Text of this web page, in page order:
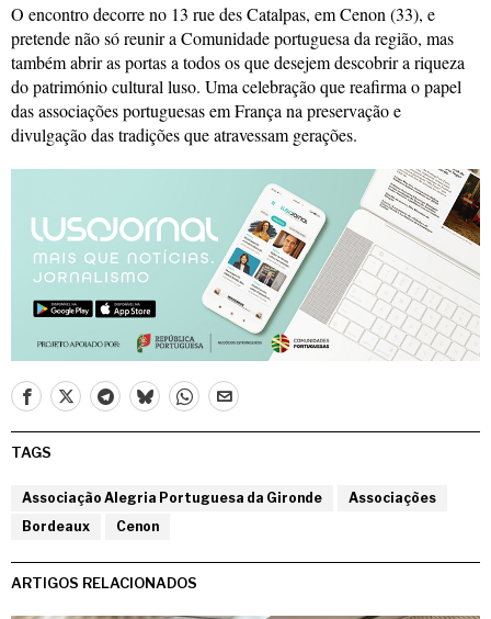
O encontro decorre no 13 rue des Catalpas, em Cenon (33), e
pretende não só reunir a Comunidade portuguesa da região, mas
também abrir as portas a todos os que desejem descobrir a riqueza
do património cultural luso. Uma celebração que reafirma o papel
das associações portuguesas em França na preservação e
divulgação das tradições que atravessam gerações.
TAGS
Associação Alegria Portuguesa da Gironde
Associações
Bordeaux
Cenon
ARTIGOS RELACIONADOS